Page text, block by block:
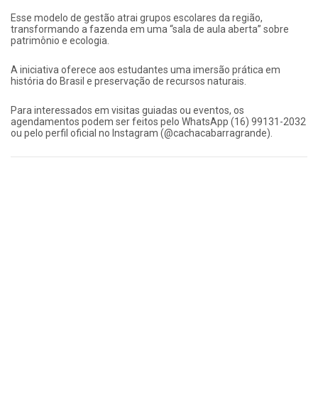
Esse modelo de gestão atrai grupos escolares da região,
transformando a fazenda em uma “sala de aula aberta” sobre
patrimônio e ecologia.
A iniciativa oferece aos estudantes uma imersão prática em
história do Brasil e preservação de recursos naturais.
Para interessados em visitas guiadas ou eventos, os
agendamentos podem ser feitos pelo WhatsApp (16) 99131-2032
ou pelo perfil oficial no Instagram (@cachacabarragrande).